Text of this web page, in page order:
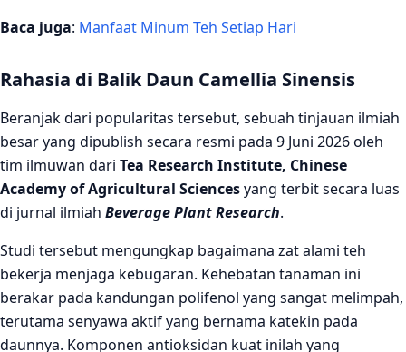
Baca juga: Manfaat Minum Teh Setiap Hari
Rahasia di Balik Daun Camellia Sinensis
Beranjak dari popularitas tersebut, sebuah tinjauan ilmiah
besar yang dipublish secara resmi pada 9 Juni 2026 oleh
tim ilmuwan dari Tea Research Institute, Chinese
Academy of Agricultural Sciencesyang terbit secara luas
di jurnal ilmiah Beverage Plant Research.
Studi tersebut mengungkap bagaimana zat alami teh
bekerja menjaga kebugaran. Kehebatan tanaman ini
berakar pada kandungan polifenol yang sangat melimpah,
terutama senyawa aktif yang bernama katekin pada
daunnya. Komponen antioksidan kuat inilah yang